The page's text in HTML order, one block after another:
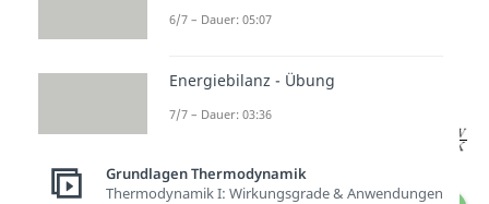
tritt, genau unsere
erhalten wir für
6/7 – Dauer: 05:07
Energiebilanz - Übung
7/7 – Dauer: 03:36
Grundlagen Thermodynamik
Thermodynamik I: Wirkungsgrade & Anwendungen